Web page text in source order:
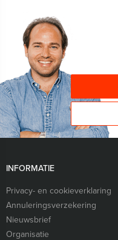
INFORMATIE
Privacy- en cookieverklaring
Annuleringsverzekering
Nieuwsbrief
Organisatie